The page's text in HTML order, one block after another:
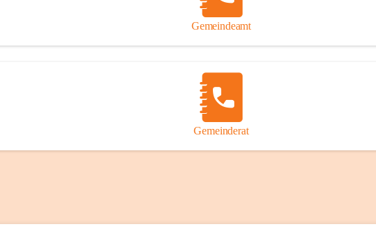
Gemeindeamt
Gemeinderat